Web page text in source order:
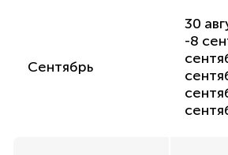
Сентябрь
30
-8